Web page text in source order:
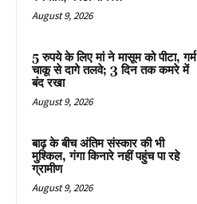
August 9, 2026
5 रुपये के लिए मां ने मासूम को पीटा, गर्म
चाकू से दागे तलवे; 3 दिन तक कमरे में
बंद रखा
August 9, 2026
बाढ़ के बीच अंतिम संस्कार की भी
मुश्किल, गंगा किनारे नहीं पहुंच पा रहे
ग्रामीण
August 9, 2026